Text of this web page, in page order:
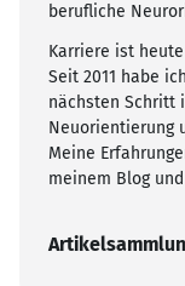
berufliche
Karriere ist
Seit 2011 habe
nächsten Schritt
Neuorientierung
Meine
meinem Blog